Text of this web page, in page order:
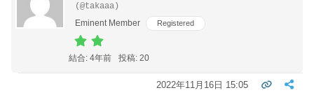
(@takaaa)
Eminent Member
Registered
結合: 4年前 投稿: 20
2022年11月16日 15:05